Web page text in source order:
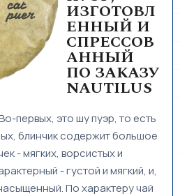
ИЗГОТОВЛ
ЕННЫЙ И
СПРЕССОВ
АННЫЙ
ПО ЗАКАЗУ
NAUTILUS
первых, это шу пуэр, то есть
блинчик содержит большое
- мягких, ворсистых и
- густой и мягкий, и,
По характеру чай